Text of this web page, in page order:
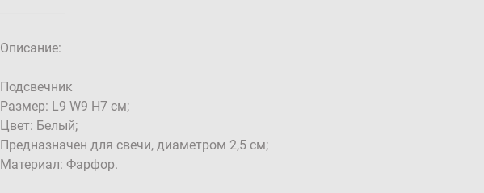
Описание:
Подсвечник
Размер: L9 W9 H7 см;
Цвет: Белый;
Предназначен для свечи, диаметром 2,5 см;
Материал: Фарфор.